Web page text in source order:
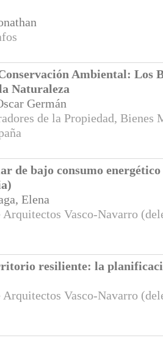
Ambiental: Los
Naturaleza
Germán
de la Propiedad, Bienes
de bajo consumo energético
Elena
Vasco-Navarro
resiliente: la
Vasco-Navarro